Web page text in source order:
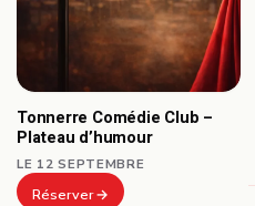
Tonnerre Comédie Club –
Plateau d’humour
LE 12 SEPTEMBRE
Réserver